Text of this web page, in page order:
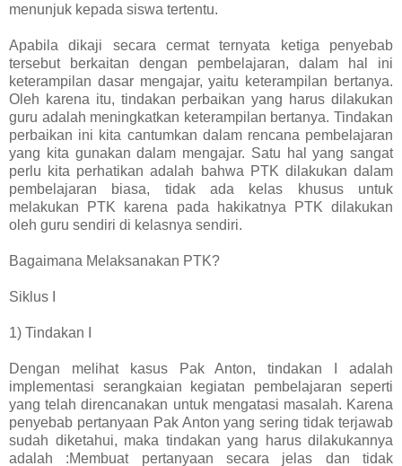
menunjuk kepada siswa tertentu.
Apabila dikaji secara cermat ternyata ketiga penyebab
tersebut berkaitan dengan pembelajaran, dalam hal ini
keterampilan dasar mengajar, yaitu keterampilan bertanya.
Oleh karena itu, tindakan perbaikan yang harus dilakukan
guru adalah meningkatkan keterampilan bertanya. Tindakan
perbaikan ini kita cantumkan dalam rencana pembelajaran
yang kita gunakan dalam mengajar. Satu hal yang sangat
perlu kita perhatikan adalah bahwa PTK dilakukan dalam
pembelajaran biasa, tidak ada kelas khusus untuk
melakukan PTK karena pada hakikatnya PTK dilakukan
oleh guru sendiri di kelasnya sendiri.
Bagaimana Melaksanakan PTK?
Siklus I
1) Tindakan I
Dengan melihat kasus Pak Anton, tindakan I adalah
implementasi serangkaian kegiatan pembelajaran seperti
yang telah direncanakan untuk mengatasi masalah. Karena
penyebab pertanyaan Pak Anton yang sering tidak terjawab
sudah diketahui, maka tindakan yang harus dilakukannya
adalah :Membuat pertanyaan secara jelas dan tidak